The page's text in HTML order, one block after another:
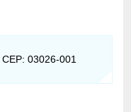
03026-001